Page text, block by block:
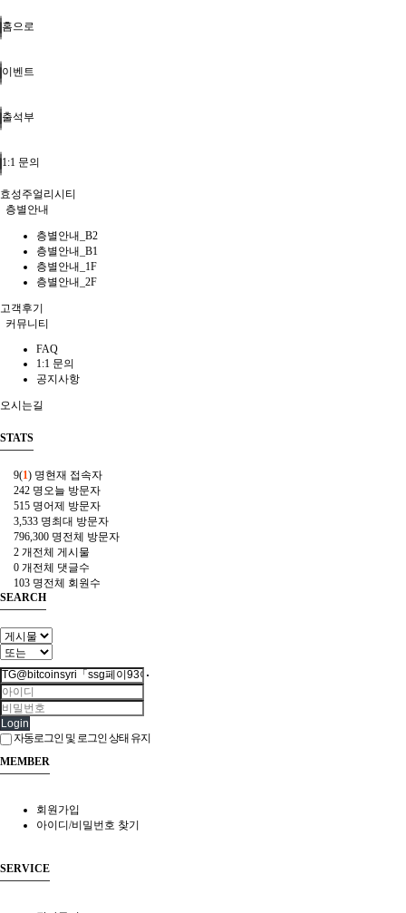
홈으로
이벤트
출석부
1:1 문의
효성주얼리시티
층별안내
층별안내_B2
층별안내_B1
층별안내_1F
층별안내_2F
고객후기
커뮤니티
FAQ
1:1 문의
공지사항
오시는길
STATS
9(1) 명현재 접속자
242 명 오늘 방문자
515 명어제 방문자
3,533 명최대 방문자
796,300 명전체 방문자
2 개전체 게시물
0 개전체 댓글수
103 명전체 회원수
SEARCH
Login
자동로그인 및 로그인 상태 유지
MEMBER
회원가입
아이디/비밀번호 찾기
SERVICE